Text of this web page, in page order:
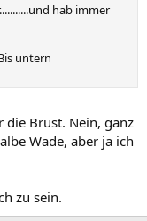
hab immer
untern
die Brust. Nein, ganz
Wade, aber ja ich
zu sein.